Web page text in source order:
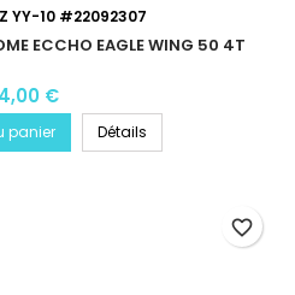
YY-10 #22092307
ECCHO EAGLE WING 50 4T
€
panier Détails
favorite_border